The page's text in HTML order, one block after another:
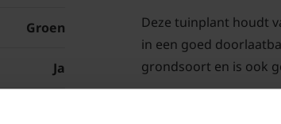
Groen
Ja
Deze tuinplant houdt
in een goed
grondsoort en is ook